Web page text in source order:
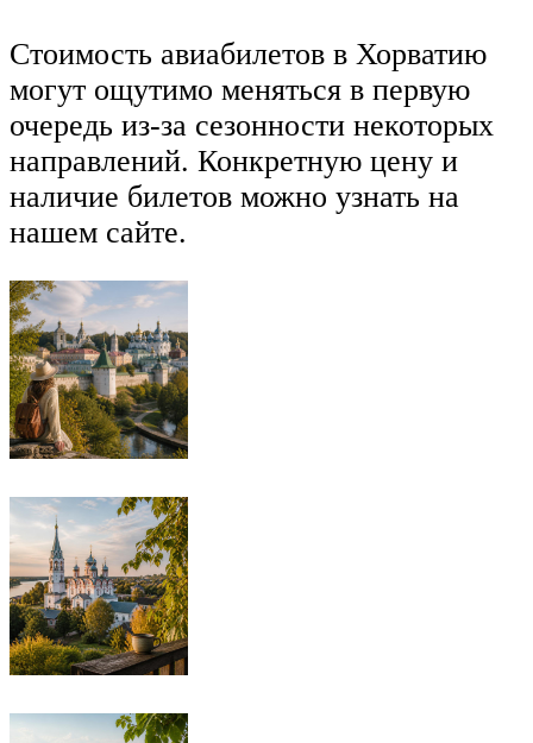
Стоимость авиабилетов в Хорватию
могут ощутимо меняться в первую
очередь из-за сезонности некоторых
направлений. Конкретную цену и
наличие билетов можно узнать на
нашем сайте.